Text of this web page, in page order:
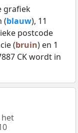
grafiek
(blauw), 11
postcode
(bruin) en 1
CK wordt in
het